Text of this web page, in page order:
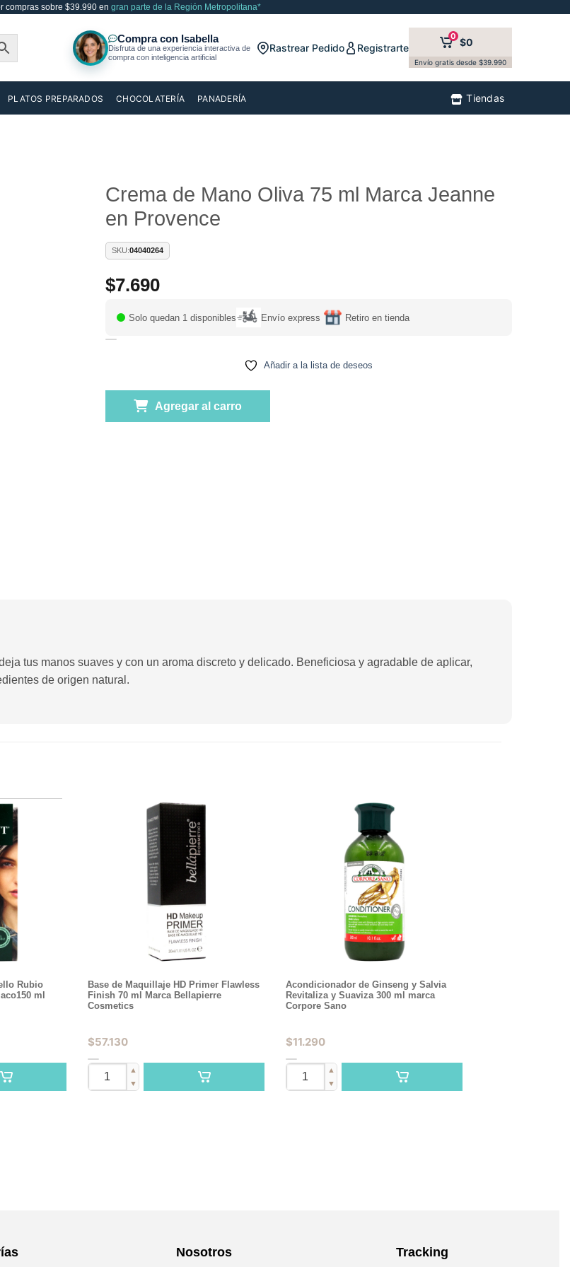
compras sobre $39.990 en gran parte de la Región Metropolitana*
Rastrear Pedido Registrarte
0 $0
Envío gratis desde $39.990
PLATOS PREPARADOS CHOCOLATERÍA PANADERÍA Tiendas
Crema de Mano Oliva 75 ml Marca Jeanne
en Provence
SKU:04040264
$7.690
Solo quedan 1 disponibles Envío express Retiro en tienda
Añadir a la lista de deseos
Agregar al carro
tus manos suaves y con un aroma discreto y delicado. Beneficiosa y agradable de aplicar,
de origen natural.
Rubio
ml
Base de Maquillaje HD Primer Flawless
Finish 70 ml Marca Bellapierre
Cosmetics
$57.130
▲
▼
Acondicionador de Ginseng y Salvia
Revitaliza y Suaviza 300 ml marca
Corpore Sano
$11.290
▲
▼
Nosotros Tracking